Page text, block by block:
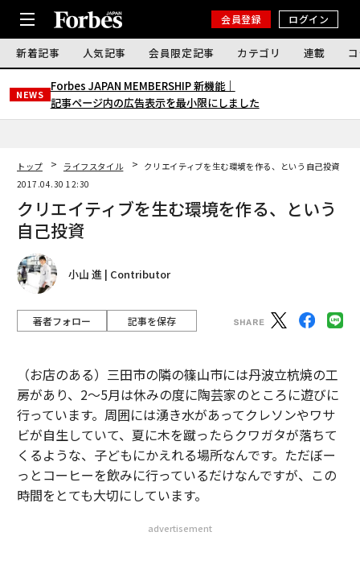
会員登録 ログイン
新着記事 人気記事 会員限定記事 カテゴリ 連載
NEWS
Forbes JAPAN MEMBERSHIP 新機能｜
記事ページ内の広告表示を最小限にしました
トップ ライフスタイル
クリエイティブを生む環境を作る、という自己投資
2017.04.30 12:30
クリエイティブを生む環境を作る、という
自己投資
小山 進 | Contributor
著者フォロー 記事を保存
（お店のある）三田市の隣の篠山市には丹波立杭焼の工
房があり、2〜5月は休みの度に陶芸家のところに遊びに
行っています。周囲には湧き水があってクレソンやワサ
ビが自生していて、夏に木を蹴ったらクワガタが落ちて
くるような、子どもにかえれる場所なんです。ただぼー
っとコーヒーを飲みに行っているだけなんですが、この
時間をとても大切にしています。
advertisement